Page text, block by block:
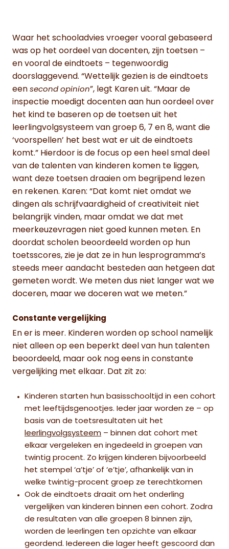
Waar het schooladvies vroeger vooral gebaseerd
was op het oordeel van docenten, zijn toetsen –
en vooral de eindtoets – tegenwoordig
doorslaggevend. “Wettelijk gezien is de eindtoets
een second opinion”, legt Karen uit. “Maar de
inspectie moedigt docenten aan hun oordeel over
het kind te baseren op de toetsen uit het
leerlingvolgsysteem van groep 6, 7 en 8, want die
‘voorspellen’ het best wat er uit de eindtoets
komt.” Hierdoor is de focus op een heel smal deel
van de talenten van kinderen komen te liggen,
want deze toetsen draaien om begrijpend lezen
en rekenen. Karen: “Dat komt niet omdat we
dingen als schrijfvaardigheid of creativiteit niet
belangrijk vinden, maar omdat we dat met
meerkeuzevragen niet goed kunnen meten. En
doordat scholen beoordeeld worden op hun
toetsscores, zie je dat ze in hun lesprogramma’s
steeds meer aandacht besteden aan hetgeen dat
gemeten wordt. We meten dus niet langer wat we
doceren, maar we doceren wat we meten.”
Constante vergelijking
En er is meer. Kinderen worden op school namelijk
niet alleen op een beperkt deel van hun talenten
beoordeeld, maar ook nog eens in constante
vergelijking met elkaar. Dat zit zo:
Kinderen starten hun basisschooltijd in een cohort
met leeftijdsgenootjes. Ieder jaar worden ze – op
basis van de toetsresultaten uit het
leerlingvolgsysteem – binnen dat cohort met
elkaar vergeleken en ingedeeld in groepen van
twintig procent. Zo krijgen kinderen bijvoorbeeld
het stempel ‘a’tje’ of ‘e’tje’, afhankelijk van in
welke twintig-procent groep ze terechtkomen
Ook de eindtoets draait om het onderling
vergelijken van kinderen binnen een cohort. Zodra
de resultaten van alle groepen 8 binnen zijn,
worden de leerlingen ten opzichte van elkaar
geordend. Iedereen die lager heeft gescoord dan